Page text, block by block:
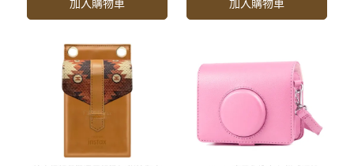
加入購物車 加入購物車